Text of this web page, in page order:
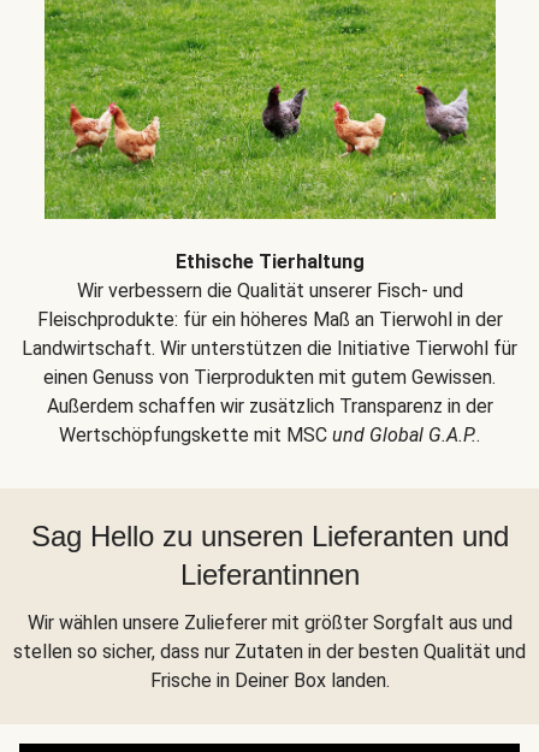
Ethische Tierhaltung
Wir verbessern die Qualität unserer Fisch- und
Fleischprodukte: für ein höheres Maß an Tierwohl in der
Landwirtschaft. Wir unterstützen die Initiative Tierwohl für
einen Genuss von Tierprodukten mit gutem Gewissen.
Außerdem schaffen wir zusätzlich Transparenz in der
Wertschöpfungskette mit MSC und Global G.A.P..
Sag Hello zu unseren Lieferanten und
Lieferantinnen
Wir wählen unsere Zulieferer mit größter Sorgfalt aus und
stellen so sicher, dass nur Zutaten in der besten Qualität und
Frische in Deiner Box landen.